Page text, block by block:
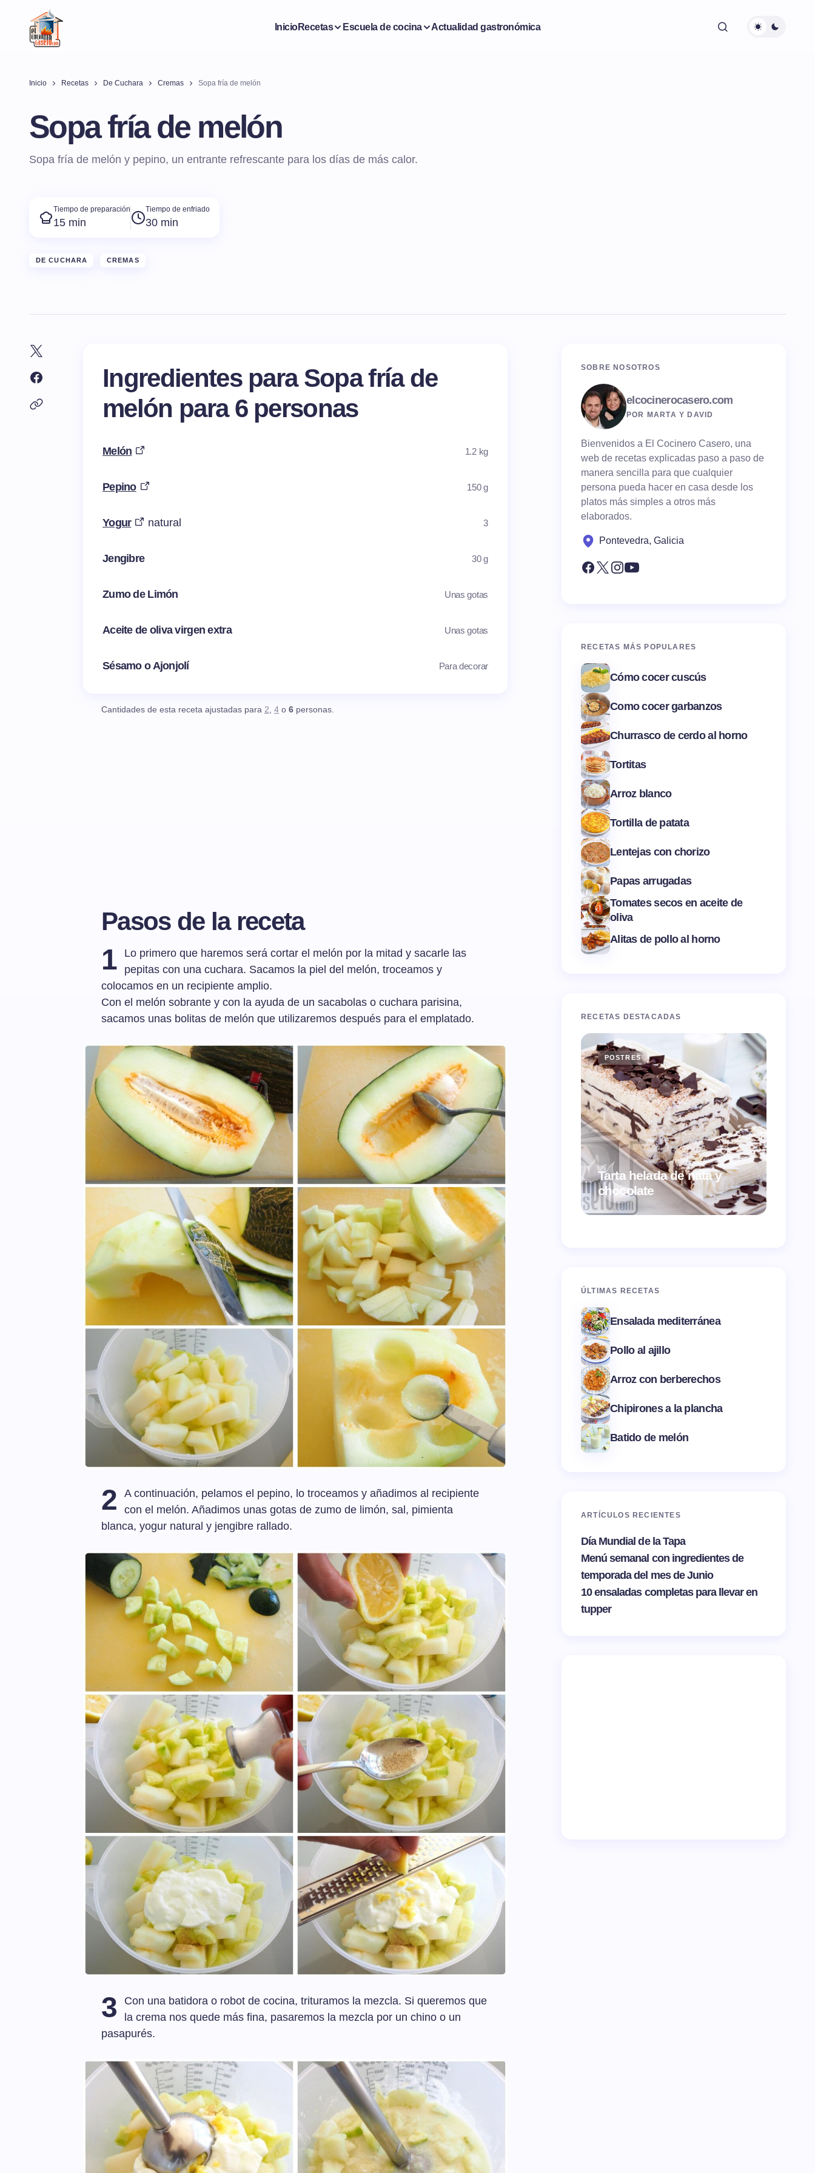
InicioRecetas Escuela de cocina Actualidad gastronómica
Inicio Recetas De Cuchara Cremas Sopa fría de melón
Sopa fría de melón
Sopa fría de melón y pepino, un entrante refrescante para los días de más calor.
Tiempo de preparación
15 min
Tiempo de enfriado
30 min
DE CUCHARA CREMAS
Ingredientes para Sopa fría de
melón para 6 personas
Melón 1.2 kg
Pepino 150 g
Yogur natural 3
Jengibre 30 g
Zumo de Limón Unas gotas
Aceite de oliva virgen extra Unas gotas
Sésamo o Ajonjolí Para decorar
Cantidades de esta receta ajustadas para 2, 4 o 6 personas.
Pasos de la receta
1
Lo primero que haremos será cortar el melón por la mitad y sacarle las
pepitas con una cuchara. Sacamos la piel del melón, troceamos y
colocamos en un recipiente amplio.
Con el melón sobrante y con la ayuda de un sacabolas o cuchara parisina,
sacamos unas bolitas de melón que utilizaremos después para el emplatado.
2
A continuación, pelamos el pepino, lo troceamos y añadimos al recipiente
con el melón. Añadimos unas gotas de zumo de limón, sal, pimienta
blanca, yogur natural y jengibre rallado.
3
Con una batidora o robot de cocina, trituramos la mezcla. Si queremos que
la crema nos quede más fina, pasaremos la mezcla por un chino o un
pasapurés.
SOBRE NOSOTROS
elcocinerocasero.com
POR MARTA Y DAVID
Bienvenidos a El Cocinero Casero, una
web de recetas explicadas paso a paso de
manera sencilla para que cualquier
persona pueda hacer en casa desde los
platos más simples a otros más
elaborados.
Pontevedra, Galicia
RECETAS MÁS POPULARES
Cómo cocer cuscús
Como cocer garbanzos
Churrasco de cerdo al horno
Tortitas
Arroz blanco
Tortilla de patata
Lentejas con chorizo
Papas arrugadas
Tomates secos en aceite de
oliva
Alitas de pollo al horno
RECETAS DESTACADAS
POSTRES
Tarta helada de nata y
chocolate
ÚLTIMAS RECETAS
Ensalada mediterránea
Pollo al ajillo
Arroz con berberechos
Chipirones a la plancha
Batido de melón
ARTÍCULOS RECIENTES
Día Mundial de la Tapa
Menú semanal con ingredientes de
temporada del mes de Junio
10 ensaladas completas para llevar en
tupper